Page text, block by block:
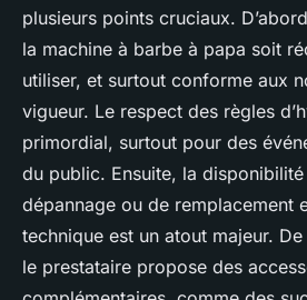
plusieurs points cruciaux.
la machine à barbe à papa soit
utiliser, et surtout conforme aux
vigueur. Le respect des règles
primordial, surtout pour des
du public. Ensuite, la
dépannage ou de remplacement
technique est un atout majeur.
le prestataire propose des